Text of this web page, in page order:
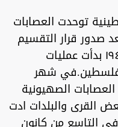
توحدت العصابات
صدور قرار التقسيم
في ٢٩ تشرين الثاني/ نوفمبر ١٩٤٧ بدأت عمليات
فلسطين.في شهر
ديسمبر ١٩٤٧ شنت العصابات الصهيونية
القرى والبلدات ادت